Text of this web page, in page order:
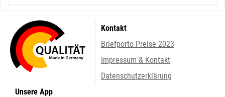
Kontakt
Briefporto Preise 2023
Impressum & Kontakt
Datenschutzerklärung
Unsere App